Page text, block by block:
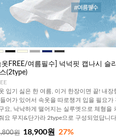
옷FREE/여름필수] 넉넉핏 캡나시 슬
(2type)
입기 싫은 한 여름, 이거 한장이면 끝! 내장
어가 있어서 속옷을 따로챙겨 입을 필요가
요, 낙낙하게 떨어지는 실루엣으로 체형을
요 무지&단가라 2type으로 구성되었답니다
원 18,900원 27%